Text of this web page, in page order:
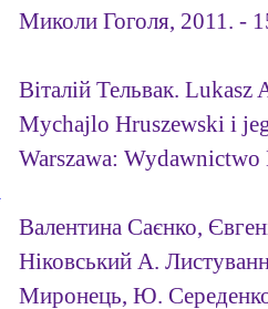
Миколи Гоголя, 2011. -
Віталій Тельвак.
Mychajlo Hruszewski і
Warszawa:
Валентина Саєнко,
Ніковський А.
Миронець, Ю.